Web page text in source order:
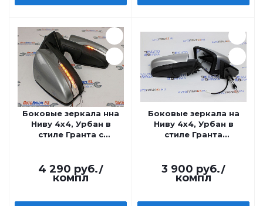
Боковые зеркала нна
Ниву 4x4, Урбан в
стиле Гранта с
4 290 руб./
компл
Боковые зеркала на
Ниву 4x4, Урбан в
стиле Гранта
3 900 руб./
компл